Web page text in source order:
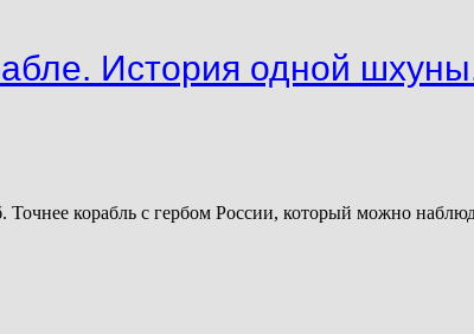
История одной
корабль с гербом России, который можно